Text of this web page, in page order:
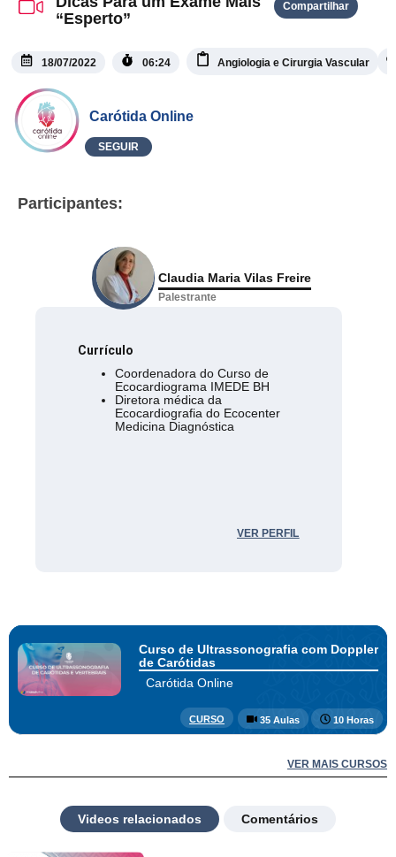
“Esperto”
Compartilhar
18/07/2022 06:24 Angiologia e Cirurgia Vascular
Carótida Online
SEGUIR
Participantes:
Claudia Maria Vilas Freire
Palestrante
Currículo
Coordenadora do Curso de
Ecocardiograma IMEDE BH
Diretora médica da
Ecocardiografia do Ecocenter
Medicina Diagnóstica
VER PERFIL
Curso de Ultrassonografia com Doppler
de Carótidas
Carótida Online
CURSO 35 Aulas 10 Horas
VER MAIS CURSOS
Videos relacionados Comentários